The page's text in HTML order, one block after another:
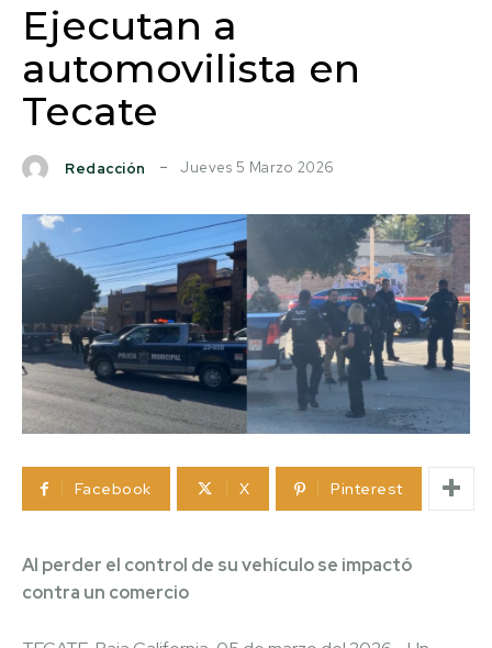
Ejecutan a
automovilista en
Tecate
Redacción Jueves 5 Marzo 2026
Facebook X Pinterest
Al perder el control de su vehículo se impactó
contra un comercio